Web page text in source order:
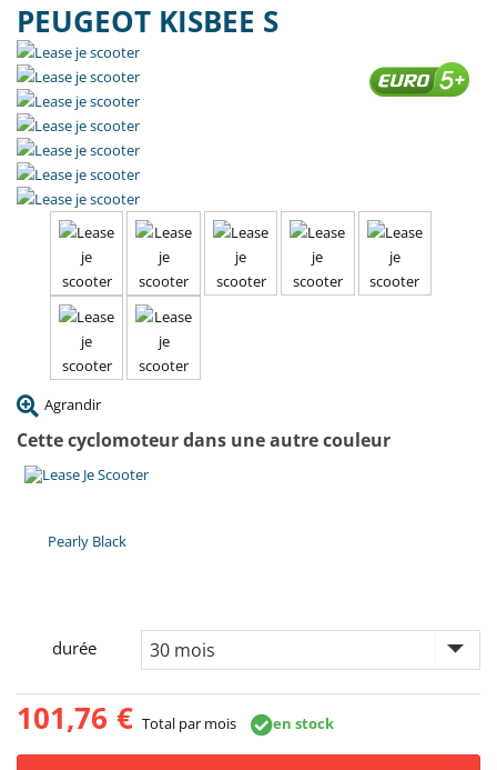
PEUGEOT KISBEE S
Agrandir
Cette cyclomoteur dans une autre couleur
Pearly Black
durée
101,76 € Total par mois en stock